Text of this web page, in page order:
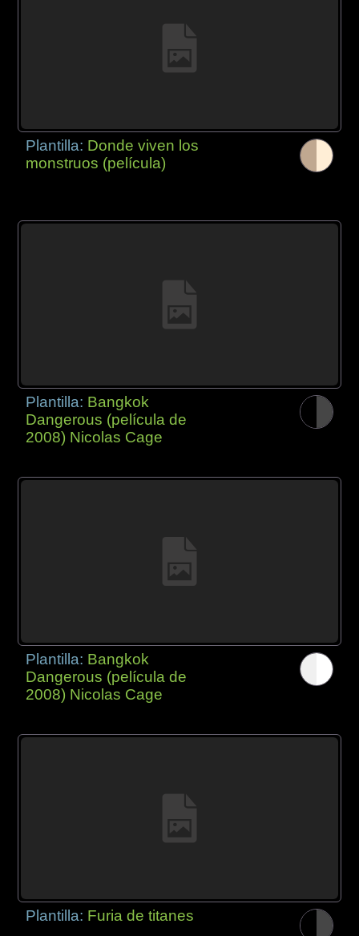
Plantilla: Donde viven los
monstruos (película)
Plantilla: Bangkok
Dangerous (película de
2008) Nicolas Cage
Plantilla: Bangkok
Dangerous (película de
2008) Nicolas Cage
Plantilla: Furia de titanes